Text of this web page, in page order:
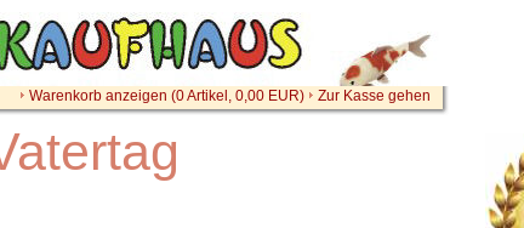
Warenkorb anzeigen (0Artikel, 0,00 EUR) Zur Kasse gehen